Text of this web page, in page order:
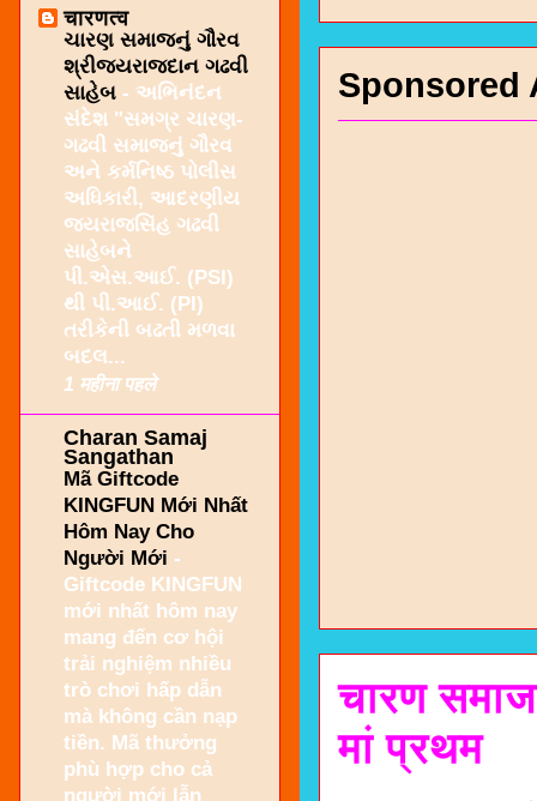
Sponsored
चारण
मां प्रथम
चारणत्व
ચારણ સમાજનું ગૌરવ
શ્રીજયરાજદાન ગઢવી
સાહેબ - અભિનંદન
સંદેશ "સમગ્ર ચારણ-
ગઢવી સમાજનું ગૌરવ
અને કર્મનિષ્ઠ પોલીસ
અધિકારી, આદરણીય
જયરાજસિંહ ગઢવી
સાહેબને
પી.એસ.આઈ. (PSI)
થી પી.આઈ. (PI)
તરીકેની બઢતી મળવા
બદલ...
1 महीना पहले
Charan Samaj
Sangathan
Mã Giftcode
KINGFUN Mới Nhất
Hôm Nay Cho
Người Mới -
Giftcode KINGFUN
mới nhất hôm nay
mang đến cơ hội
trải nghiệm nhiều
trò chơi hấp dẫn
mà không cần nạp
tiền. Mã thưởng
phù hợp cho cả
người mới lẫn